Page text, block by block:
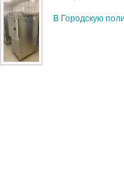
В Городскую